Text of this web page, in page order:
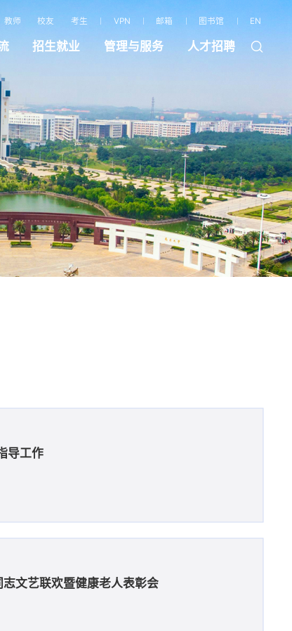
教师 校友 考生 VPN 邮箱 图书馆 EN
招生就业 管理与服务 人才招聘
导工作
文艺联欢暨健康老人表彰会